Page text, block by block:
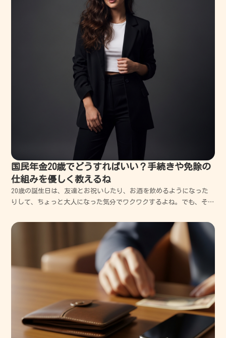
国民年金20歳でどうすればいい？手続きや免除の
仕組みを優しく教えるね
20歳の誕生日は、友達とお祝いしたり、お酒を飲めるようになった
りして、ちょっと大人になった気分でワクワクするよね。でも、そん
青い封筒やハガキが届くんだ。「え、何これ？お金払わなきゃいけな
いの？」って、びっくりして固まっちゃう子も多いはず。...